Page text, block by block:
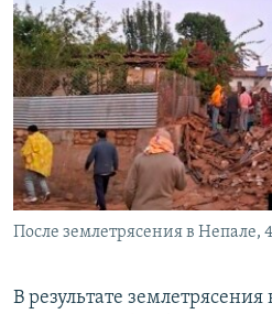
поиску
СЕВЕР.РЕАЛИИ
СИБИРЬ.РЕАЛИИ
РАСПИСАНИЕ ВЕЩАНИЯ
ПОДПИШИТЕСЬ НА
СОЦИАЛЬНЫЕ СЕТИ
После землетрясения в Непале,
В результате землетрясения